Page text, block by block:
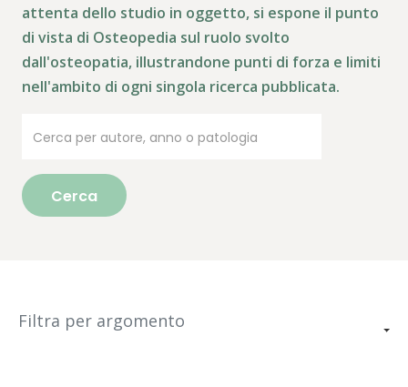
attenta dello studio in oggetto, si espone il punto
di vista di Osteopedia sul ruolo svolto
dall'osteopatia, illustrandone punti di forza e limiti
nell'ambito di ogni singola ricerca pubblicata.
Cerca
Filtra per argomento